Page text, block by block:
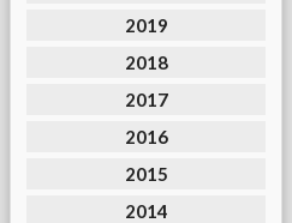
2019
2018
2017
2016
2015
2014